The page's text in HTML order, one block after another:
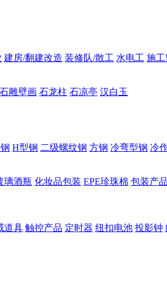
建房/翻建改造 装修队/散工 水电工 施工
石雕壁画 石龙柱 石凉亭 汉白玉
H型钢 二级螺纹钢 方钢 冷弯型钢 冷
璃酒瓶 化妆品包装 EPE珍珠棉 包装产
道具 触控产品 定时器 纽扣电池 投影钟